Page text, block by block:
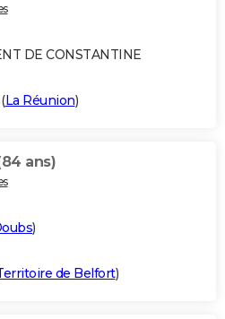
DE CONSTANTINE
(La Réunion)
ans)
)
de Belfort)